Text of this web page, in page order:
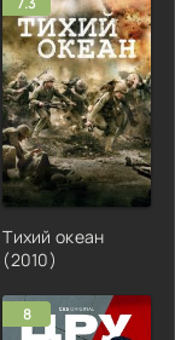
Тихий океан
(2010)
8